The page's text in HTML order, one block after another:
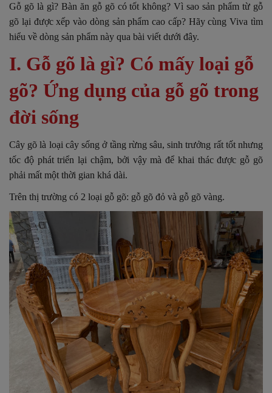
Gỗ gõ là gì? Bàn ăn gỗ gõ có tốt không? Vì sao sản phẩm từ gỗ
gõ lại được xếp vào dòng sản phẩm cao cấp? Hãy cùng Viva tìm
hiểu về dòng sản phẩm này qua bài viết dưới đây.
I. Gỗ gõ là gì? Có mấy loại gỗ
gõ? Ứng dụng của gỗ gõ trong
đời sống
Cây gõ là loại cây sống ở tầng rừng sâu, sinh trưởng rất tốt nhưng
tốc độ phát triển lại chậm, bởi vậy mà để khai thác được gỗ gõ
phải mất một thời gian khá dài.
Trên thị trường có 2 loại gỗ gõ: gỗ gõ đỏ và gỗ gõ vàng.